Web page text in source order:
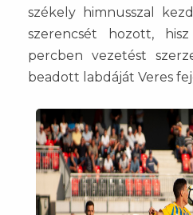
székely himnusszal
szerencsét hozott,
percben vezetést
beadott labdáját Veres